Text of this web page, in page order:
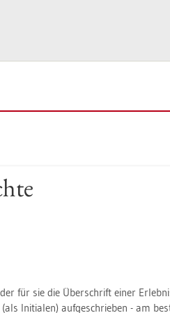
für sie die Über­schrift einer
In­itia­len) auf­ge­schrie­ben - am